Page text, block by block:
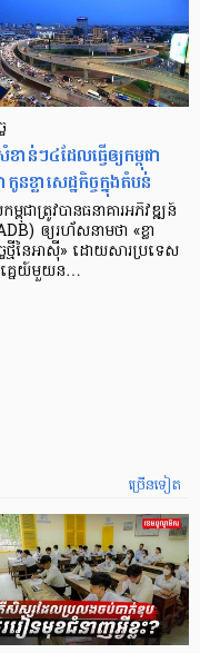
ន់ៗ​៤​ដែល​ធ្វើ​ឲ្យ​កម្ពុជា​
ន​ខ្លា​សេដ្ឋកិច្ច​ក្នុង​តំបន់
ពុជា​ត្រូវ​បាន​ធនាគារ​អភិវឌ្ឍន៍​
ឲ្យ​រហ័ស​នាមថា «ខ្លា​
ច​ថ្មី​នៃ​អាស៊ី» ដោយសារ​ប្រទេស​
នេយ៍​មួយ​ន…
ច្រើនទៀត